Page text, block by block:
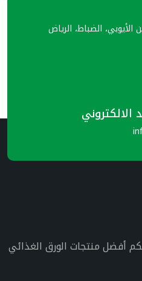
الالكتروني
أفضل منتجات الورق الغذائي